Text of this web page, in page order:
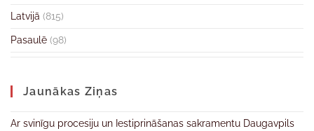
Latvijā (815)
Pasaulē (98)
Jaunākas Ziņas
Ar svinīgu procesiju un Iestiprināšanas sakramentu Daugavpils